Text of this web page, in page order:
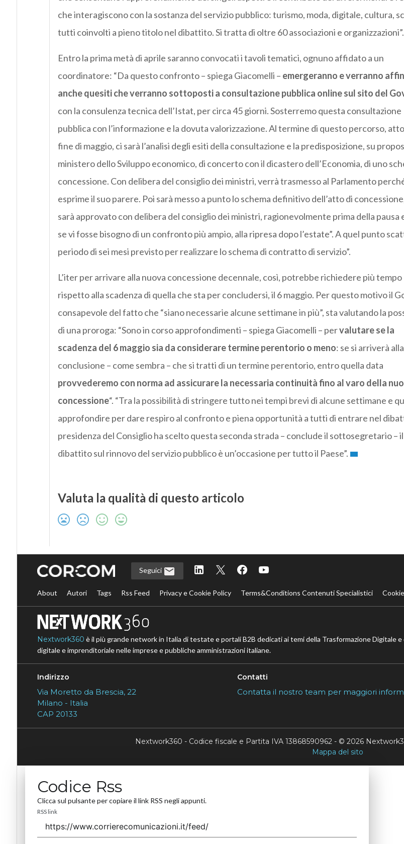
che interagiscono con la sostanza del servizio pubblico: turismo, moda, digitale, cultura,
tutti coinvolti a pieno titolo nel dibattito. Si tratta di oltre 60 associazioni e organizzazioni”.
Entro la prima metà di aprile saranno convocati i tavoli tematici, ognuno affidato a un
coordinatore: “Da questo confronto – spiega Giacomelli – emergeranno e verranno
anche quesiti che verranno sottoposti a consultazione pubblica online sul sito del
con la consulenza tecnica dell’Istat, per circa 45 giorni. Sosterremo questa consultazione
pubblica con l’informazione e la dovuta valorizzazione. Al termine di questo percorso,
fine di maggio, ci sarà l’analisi degli esiti della consultazione e la predisposizione, su
ministero dello Sviluppo economico, di concerto con il dicastero dell’Economia, di uno
concessione. Con delibera del consiglio dei ministri, verrà trasmesso al Parlamento
esprime il suo parere. Poi sarà messo a punto lo schema definitivo dell’atto di
sarà approvato con delibera del consiglio dei ministri, ragionevolmente prima della pausa
se vi fosse bisogno di un confronto più ampio, alla ripresa dopo l’estate”. A quel punto
periodo di sei mesi previsto per realizzare lo schema di contratto di servizio”.
L’iter per arrivare alla nuova concessione decennale, così, potrebbe richiedere più tempo
rispetto alla scadenza di quella che sta per concludersi, il 6 maggio. Per questo motivo il
consapevole del fatto che “siano necessarie alcune settimane in più”, sta valutando la
di una proroga: “Sono in corso approfondimenti – spiega Giacomelli – pervalutare se la
scadenza del 6 maggio sia da considerare termine perentorio o meno: se si arriverà alla
conclusione – come sembra – che si tratti di un termine perentorio, entro quella data
provvederemo con norma ad assicurare la necessaria continuità fino al varo della
concessione“. “Tra la possibilità di stringere tutto nei tempi brevi di alcune settimane e
approfondire per dare respiro al confronto e piena opportunità a tutti di entrare nel
presidenza del Consiglio ha scelto questa seconda strada – conclude il sottosegretario – il
dibattito sul rinnovo del servizio pubblico è un’occasione per tutto il Paese”.
Valuta la qualità di questo articolo
Seguici
About Autori Tags Rss Feed Privacy e Cookie Policy Terms&Conditions Contenuti Specialistici
Nextwork360 è il più grande network in Italia di testate e portali B2B dedicati ai temi della Trasformazione Digitale
digitale e imprenditoriale nelle imprese e pubbliche amministrazioni italiane.
Indirizzo
Via Moretto da Brescia, 22
Milano - Italia
CAP 20133
Contatti
Contatta il nostro team per maggiori
Nextwork360 - Codice fiscale e Partita IVA 13868590962 - © 2026
Mappa del sito
Codice Rss
Clicca sul pulsante per copiare il link RSS negli appunti.
RSS link